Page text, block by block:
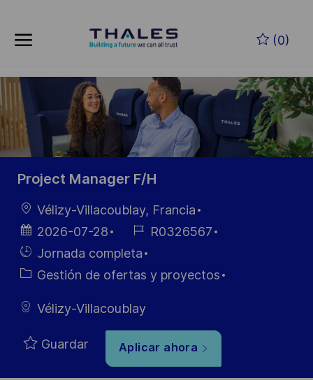
(0)
-
Project Manager F/H
Ubicación
Vélizy-Villacoublay, Francia
Fecha de
publicación
2026-07-28
ID de
empleo
R0326567
Hiring
Type
Jornada completa
Categoría
Gestión de ofertas y proyectos
Vélizy-Villacoublay
Guardar Aplicar ahora